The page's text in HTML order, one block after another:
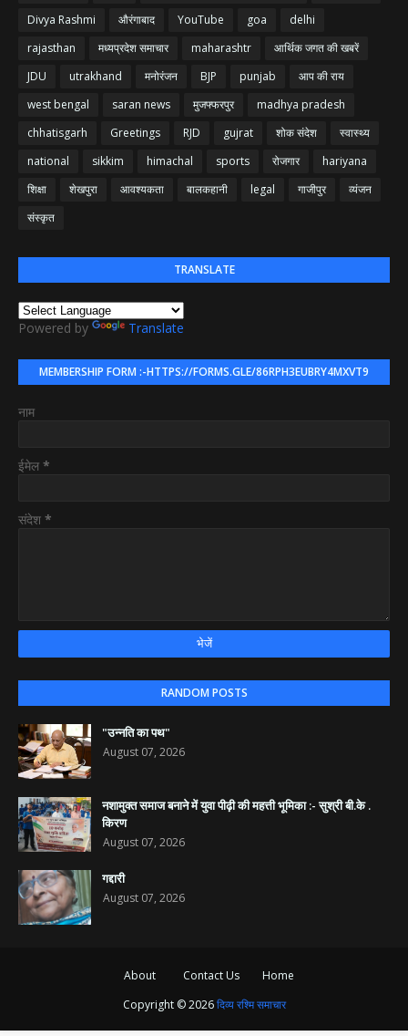
Divya Rashmi
औरंगाबाद YouTube goa
delhi
rajasthan
मध्यप्रदेश समाचार maharashtr
आर्थिक जगत की खबरें
JDU
utrakhand मनोरंजन BJP punjab
आप की राय
west bengal
saran news मुजफ्फरपुर
madhya pradesh
chhatisgarh
Greetings RJD gujrat शोक संदेश
स्वास्थ्य
national
sikkim himachal sports रोजगार
hariyana
शिक्षा
शेखपुरा आवश्यकता बालकहानी legal गाजीपुर
व्यंजन
संस्कृत
TRANSLATE
Powered by Translate
MEMBERSHIP FORM :-HTTPS://FORMS.GLE/86RPH3EUBRY4MXVT9
नाम
ईमेल *
संदेश *
RANDOM POSTS
"उन्नति का पथ"
August 07, 2026
नशामुक्त समाज बनाने में युवा पीढ़ी की महत्ती भूमिका :- सुश्री बी.के .
किरण
August 07, 2026
गद्दारी
August 07, 2026
About Contact Us
Home
Copyright ©2026दिव्य रश्मि समाचार